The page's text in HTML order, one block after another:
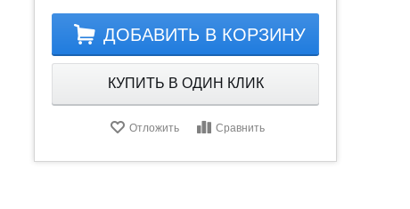
ДОБАВИТЬ В КОРЗИНУ
КУПИТЬ В ОДИН КЛИК
Отложить Сравнить